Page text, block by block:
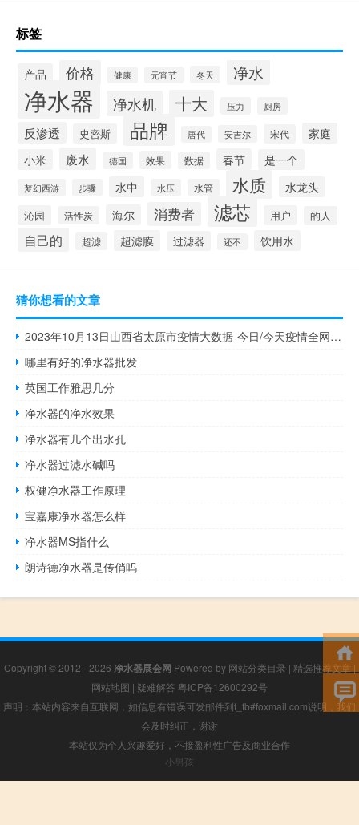
标签
产品 价格 健康 元宵节 冬天 净水
净水器 净水机 十大 压力 厨房
反渗透 史密斯 品牌 唐代 安吉尔 宋代
家庭
小米
废水 德国 效果 数据 春节 是一个
梦幻西游 步骤 水中 水压 水管 水质 水龙头
沁园 活性炭 海尔 消费者 滤芯 用户 的人
自己的 超滤 超滤膜 过滤器 还不 饮用水
猜你想看的文章
2023年10月13日山西省太原市疫情大数据-今日/今天疫情全网搜索最新实时消息动态情况通知播报
哪里有好的净水器批发
英国工作雅思几分
净水器的净水效果
净水器有几个出水孔
净水器过滤水碱吗
权健净水器工作原理
宝嘉康净水器怎么样
净水器MS指什么
朗诗德净水器是传俏吗
Copyright © 2012 - 2026 净水器展会网 Powered by 网站分类目录 | 精选推荐文章 |
网站地图 | 疑难解答 粤ICP备12600292号
声明：本站内容来自互联网，如信息有错误可发邮件到f_fb#foxmail.com说明，我们
会及时纠正，谢谢
本站仅为个人兴趣爱好，不接盈利性广告及商业合作
小男孩